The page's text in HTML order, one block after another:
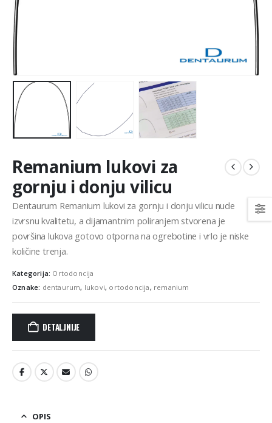
Remanium lukovi za
gornju i donju vilicu
Dentaurum Remanium lukovi za gornju i donju vilicu nude
izvrsnu kvalitetu, a dijamantnim poliranjem stvorena je
površina lukova gotovo otporna na ogrebotine i vrlo je niske
količine trenja.
Kategorija: Ortodoncija
Oznake: dentaurum, lukovi, ortodoncija, remanium
DETALJNIJE
OPIS